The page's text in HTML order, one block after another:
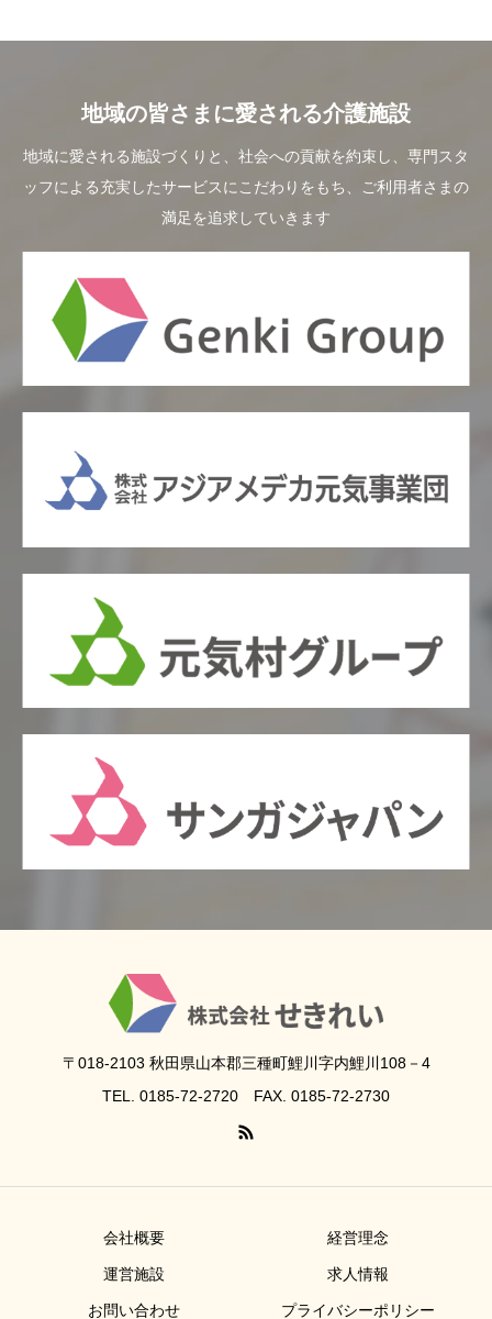
地域の皆さまに愛される介護施設
地域に愛される施設づくりと、社会への貢献を約束し、専門スタ
ッフによる充実したサービスにこだわりをもち、ご利用者さまの
満足を追求していきます
〒018-2103 秋田県山本郡三種町鯉川字内鯉川108－4
TEL. 0185-72-2720 FAX. 0185-72-2730
会社概要 経営理念
運営施設 求人情報
お問い合わせ プライバシーポリシー